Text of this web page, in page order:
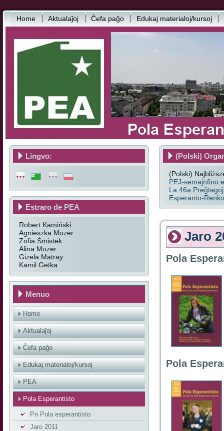
Home Aktualaĵoj Ĉefa paĝo Edukaj materialoj/kursoj
Lingvo:
Estraro de PEA
Robert Kamiński
Agnieszka Mozer
Zofia Śmistek
Alina Mozer
Gizela Matray
Kamil Getka
Menuo
Home
Aktualaĵoj
Ĉefa paĝo
Edukaj materialoj/kursoj
PEA
Pola Esperantisto
Pri Pola esperantisto
Jaro 2011
(Polski)
(Polski)
PEJ-semajnfino
La 46a
Esperanto-
Jaro
Pola
Pola